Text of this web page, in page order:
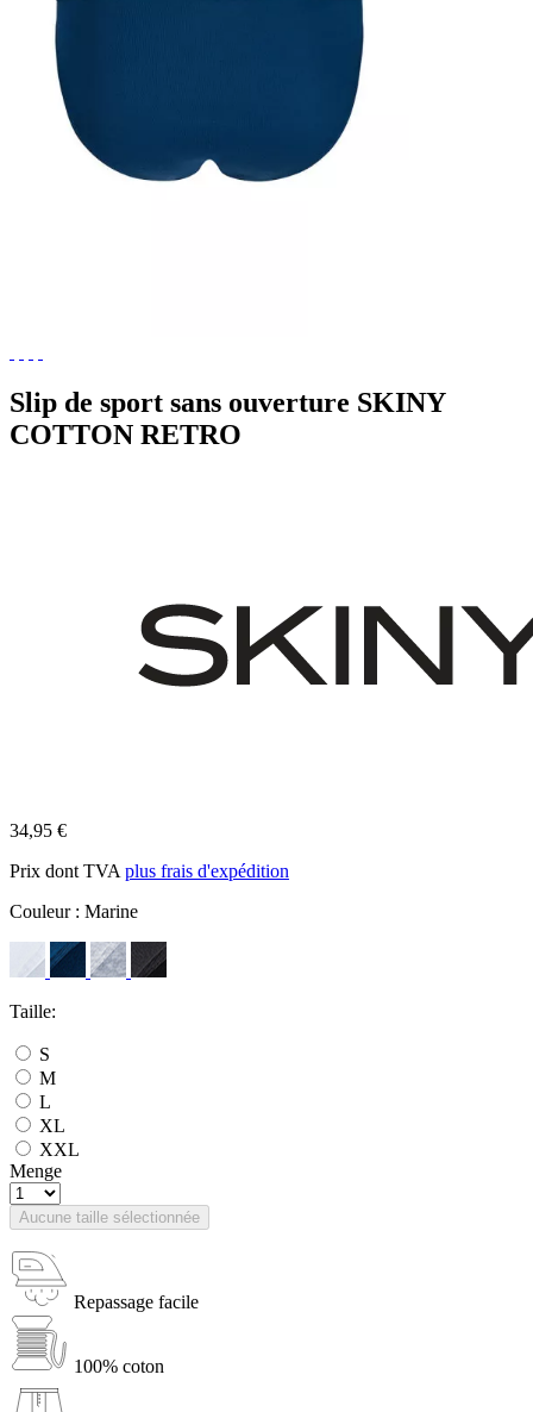
Slip de sport sans ouverture SKINY
COTTON RETRO
34,95 €
Prix dont TVA plus frais d'expédition
Couleur : Marine
Taille:
S
M
L
XL
XXL
Menge
Aucune taille sélectionnée
Repassage facile
100% coton